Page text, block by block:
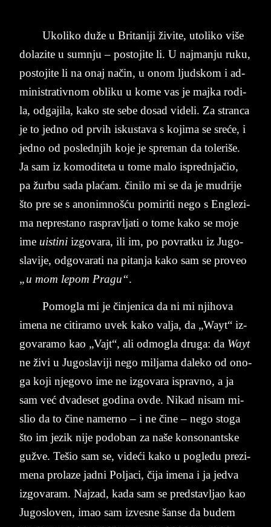
Uko­li­ko duže u Bri­ta­ni­ji živi­te, uto­li­ko više
do­la­zi­te u sum­nju – po­sto­ji­te li. U naj­man­ju ruku,
po­sto­ji­te li na onaj način, u onom ljud­skom i ad­
mi­ni­stra­tiv­nom ob­li­ku u kome vas je maj­ka ro­di­
la, od­ga­ji­la, kako ste sebe do­sad vi­de­li. Za stran­ca
je to jed­no od pr­vih is­ku­sta­va s ko­ji­ma se sreće, i
jed­no od po­sled­njih koje je spre­man da to­le­riše.
Ja sam iz ko­mo­di­te­ta u tome malo is­pred­njačio,
pa žurbu sada plaćam. čini­lo mi se da je mu­dri­je
što pre se s anonimnošću po­mi­ri­ti nego s En­gle­zi­
ma ne­pre­sta­no ras­prav­lja­ti o tome kako se moje
ime ui­sti­ni iz­go­va­ra, ili im, po po­vrat­ku iz Ju­go­
sla­vi­je, od­go­va­ra­ti na pi­tan­ja kako sam se pro­veo
„u mom le­pom Pra­gu“.
Po­mo­gla mi je činje­ni­ca da ni mi nji­ho­va
ime­na ne ci­ti­ra­mo uvek kako val­ja, da „Wayt“ iz­
go­va­ra­mo kao „Vajt“, ali od­mo­gla dru­ga: da Wayt
ne živi u Ju­go­sla­vi­ji nego mil­ja­ma da­leko od ono­
ga koji nje­go­vo ime ne iz­go­va­ra is­prav­no, a ja
sam već dva­de­set go­di­na ovde. Ni­kad ni­sam mi­
slio da to čine na­me­rno – i ne čine – nego sto­ga
što im je­zik nije po­do­ban za naše kon­so­nant­ske
gužve. Te­šio sam se, videći kako u po­gle­du pre­zi­
me­na pro­la­ze jad­ni Pol­ja­ci, čija ime­na i ja je­dva
iz­go­va­ram. Naj­zad, kada sam se pred­stav­ljao kao
Ju­go­slo­ven, imao sam iz­ve­sne šanse da bu­dem